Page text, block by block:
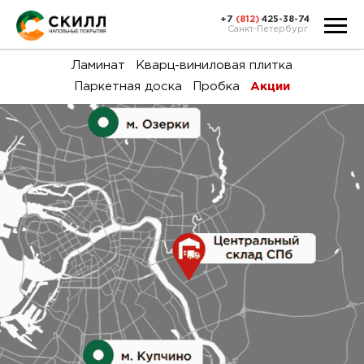
и
+7 (812) 425-38-74
Санкт-Петербург
Ламинат
Кварц-виниловая плитка
Паркетная доска
Пробка Акции